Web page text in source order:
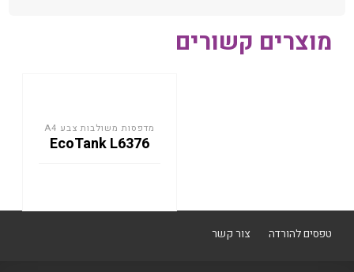
מוצרים קשורים
מדפסות משולבות צבע A4
EcoTank L6376
טפסים להורדה צור קשר